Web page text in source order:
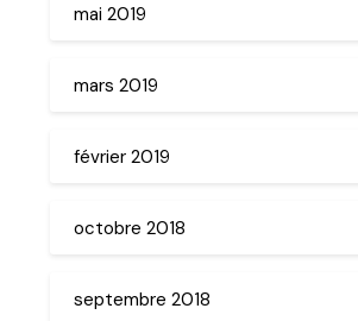
mai 2019
mars 2019
février 2019
octobre 2018
septembre 2018